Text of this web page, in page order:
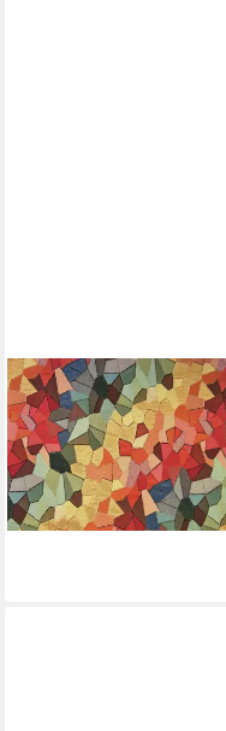
STOFFERIA
Stoff Polsterstoff Gobelin
Kachel Bunt, Meterware
20,90 €
(20,90 €/ 1 m)
lieferbar in 3 Wochen